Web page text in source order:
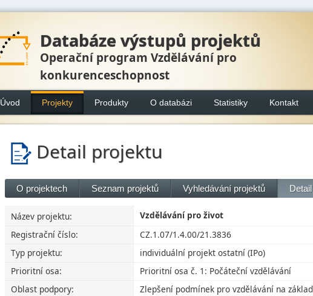
Databáze výstupů projektů
Operační program Vzdělávání pro
konkurenceschopnost
Úvod Projekty Produkty O databázi Statistiky Kontakt
Detail projektu
O projektech Seznam projektů Vyhledávání projektů
Název projektu:
Vzdělávání pro život
Registrační číslo:
CZ.1.07/1.4.00/21.3836
Typ projektu:
individuální projekt ostatní (IPo)
Prioritní osa:
Prioritní osa č. 1: Počáteční vzdělávání
Oblast podpory:
Zlepšení podmínek pro vzdělávání na